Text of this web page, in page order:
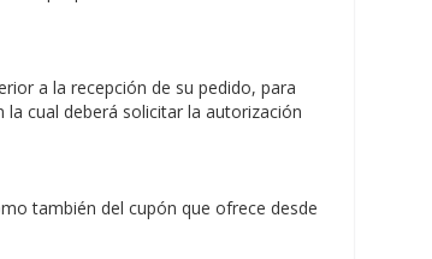
a la recepción de su pedido, para
cual deberá solicitar la autorización
también del cupón que ofrece desde